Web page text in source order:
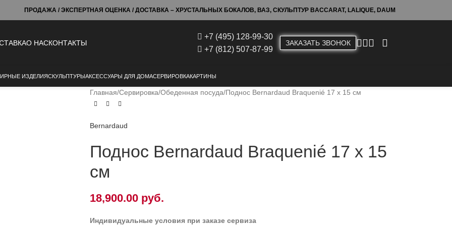
ПРОДАЖА / ЭКСПЕРТНАЯ ОЦЕНКА / ДОСТАВКА – ХРУСТАЛЬНЫХ БОКАЛОВ, ВАЗ, СКУЛЬПТУР BACCARAT, LALIQUE, DAUM
О НАСКОНТАКТЫ
+7 (495) 128-99-30
+7 (812) 507-87-99
ЗАКАЗАТЬ ЗВОНОК
ИЗДЕЛИЯСКУЛЬПТУРЫАКСЕССУАРЫ ДЛЯ ДОМАСЕРВИРОВКАКАРТИНЫ
Главная Сервировка Обеденная посуда Поднос Bernardaud Braquenié 17 х 15 см
Bernardaud
Поднос Bernardaud Braquenié 17 х 15
см
18,900.00 руб.
Индивидуальные условия при заказе сервиза